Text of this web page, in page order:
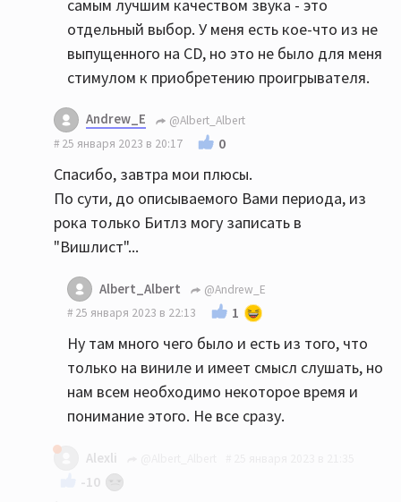
самым лучшим качеством звука - это
отдельный выбор. У меня есть кое-что из не
выпущенного на CD, но это не было для меня
стимулом к приобретению проигрывателя.
Andrew_E
@Albert_Albert
25 января 2023 в 20:17
0
Спасибо, завтра мои плюсы.
По сути, до описываемого Вами периода, из
рока только Битлз могу записать в
"Вишлист"...
Albert_Albert
@Andrew_E
25 января 2023 в 22:13
1
Ну там много чего было и есть из того, что
только на виниле и имеет смысл слушать, но
нам всем необходимо некоторое время и
понимание этого. Не все сразу.
Alexli
-10